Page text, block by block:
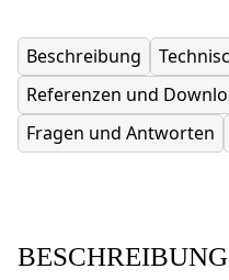
Beschreibung
Referenzen und
Fragen und Antworten
BESCHREIBUNG